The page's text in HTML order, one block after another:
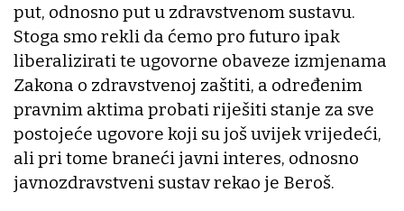
put, odnosno put u zdravstvenom sustavu.
Stoga smo rekli da ćemo pro futuro ipak
liberalizirati te ugovorne obaveze izmjenama
Zakona o zdravstvenoj zaštiti, a određenim
pravnim aktima probati riješiti stanje za sve
postojeće ugovore koji su još uvijek vrijedeći,
ali pri tome braneći javni interes, odnosno
javnozdravstveni sustav rekao je Beroš.